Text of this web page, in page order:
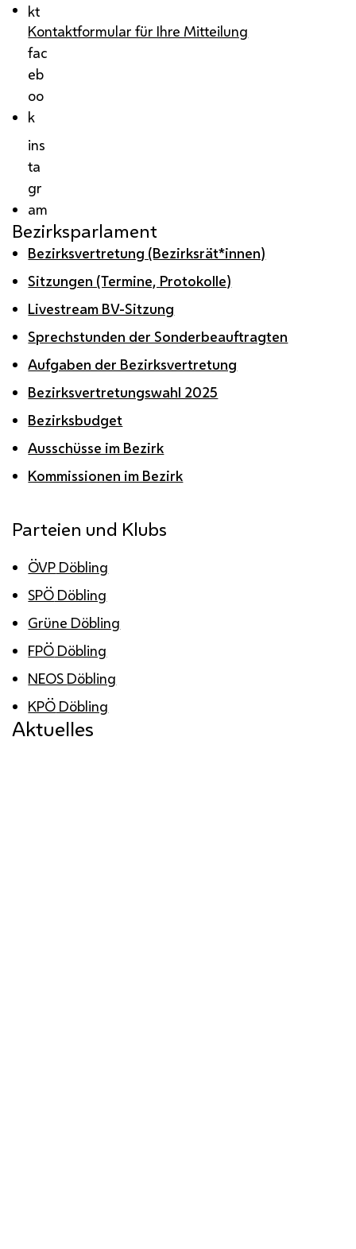
kt
Kontaktformular für Ihre Mitteilung
fac
eb
oo
k
ins
ta
gr
am
Bezirksparlament
Bezirksvertretung (Bezirksrät*innen)
Sitzungen (Termine, Protokolle)
Livestream BV-Sitzung
Sprechstunden der Sonderbeauftragten
Aufgaben der Bezirksvertretung
Bezirksvertretungswahl 2025
Bezirksbudget
Ausschüsse im Bezirk
Kommissionen im Bezirk
Parteien und Klubs
ÖVP Döbling
SPÖ Döbling
Grüne Döbling
FPÖ Döbling
NEOS Döbling
KPÖ Döbling
Aktuelles